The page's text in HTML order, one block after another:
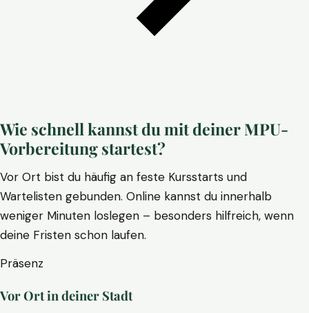
Wie schnell kannst du mit deiner MPU-
Vorbereitung startest?
Vor Ort bist du häufig an feste Kursstarts und
Wartelisten gebunden. Online kannst du innerhalb
weniger Minuten loslegen – besonders hilfreich, wenn
deine Fristen schon laufen.
Präsenz
Vor Ort in deiner Stadt